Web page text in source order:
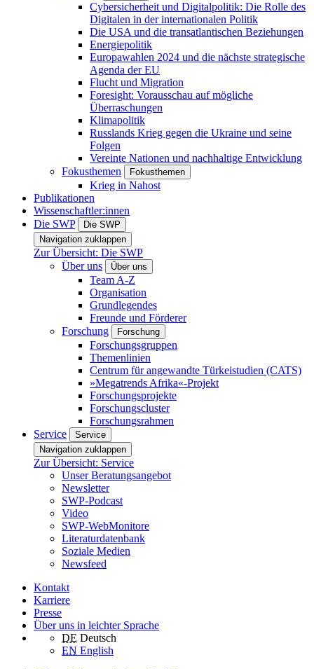
Cybersicherheit und Digitalpolitik: Die Rolle des
Digitalen in der internationalen Politik
Die USA und die transatlantischen Beziehungen
Energiepolitik
Europawahlen 2024 und die nächste strategische
Agenda der EU
Flucht und Migration
Foresight: Vorausschau auf mögliche
Überraschungen
Klimapolitik
Russlands Krieg gegen die Ukraine und seine
Folgen
Vereinte Nationen und nachhaltige Entwicklung
Fokusthemen
Fokusthemen
Krieg in Nahost
Publikationen
Wissenschaftler:innen
Die SWP
Die SWP
Navigation zuklappen
Zur Übersicht: Die SWP
Über uns
Über uns
Team A-Z
Organisation
Grundlegendes
Freunde und Förderer
Forschung
Forschung
Forschungsgruppen
Themenlinien
Centrum für angewandte Türkeistudien (CATS)
»Megatrends Afrika«-Projekt
Forschungsprojekte
Forschungscluster
Forschungsrahmen
Service
Service
Navigation zuklappen
Zur Übersicht: Service
Unser Beratungsangebot
Newsletter
SWP-Podcast
Video
SWP-WebMonitore
Literaturdatenbank
Soziale Medien
Newsfeed
Kontakt
Karriere
Presse
Über uns in leichter Sprache
DE Deutsch
EN English